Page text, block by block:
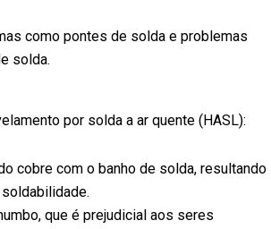
como pontes de solda e problemas
solda.
por solda a ar quente (HASL):
cobre com o banho de solda, resultando
que é prejudicial aos seres